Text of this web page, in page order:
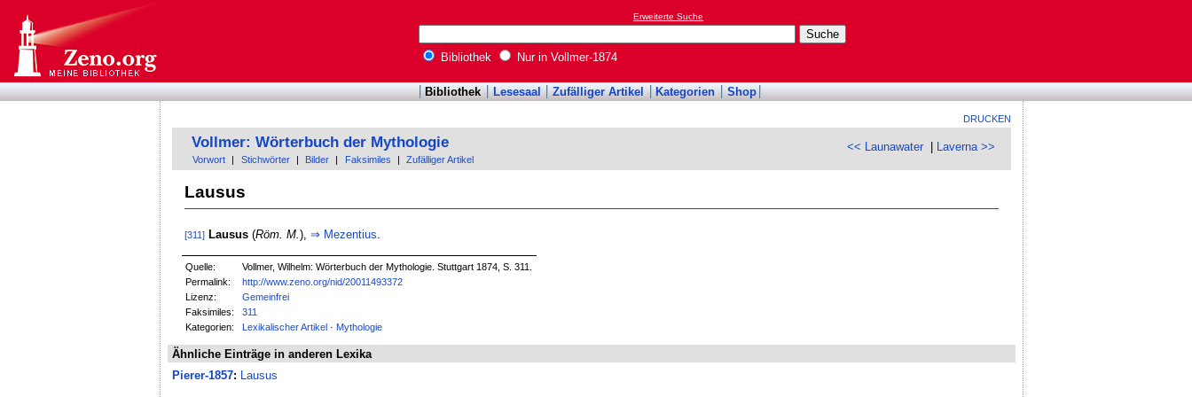
Erweiterte Suche
Bibliothek Nur in Vollmer-1874
Bibliothek Lesesaal Zufälliger Artikel Kategorien Shop
DRUCKEN
<< Launawater Laverna >>
Vollmer: Wörterbuch der Mythologie
Vorwort Stichwörter Bilder Faksimiles Zufälliger Artikel
Lausus
[311] Lausus(Röm. M. ), ⇒ Mezentius
Quelle:
Vollmer, Wilhelm: Wörterbuch der Mythologie. Stuttgart 1874, S. 311.
Permalink:
http://www.zeno.org/nid/20011493372
Lizenz:
Gemeinfrei
Faksimiles:
311
Kategorien:
Lexikalischer Artikel · Mythologie
Ähnliche Einträge in anderen Lexika
Pierer-1857: Lausus